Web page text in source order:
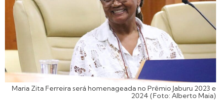
Maria Zita Ferreira será homenageada no Prêmio Jaburu 2023 e
2024 (Foto: Alberto Maia)